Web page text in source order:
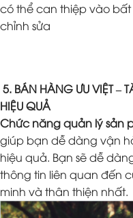
có thể can thiệp vào
chỉnh sửa
5. BÁN HÀNG ƯU VIỆT –
HIỆU QUẢ
Chức năng quản lý sản
giúp bạn dễ dàng vận
hiệu quả. Bạn sẽ dễ
thông tin liên quan đến
minh và thân thiện nhất.